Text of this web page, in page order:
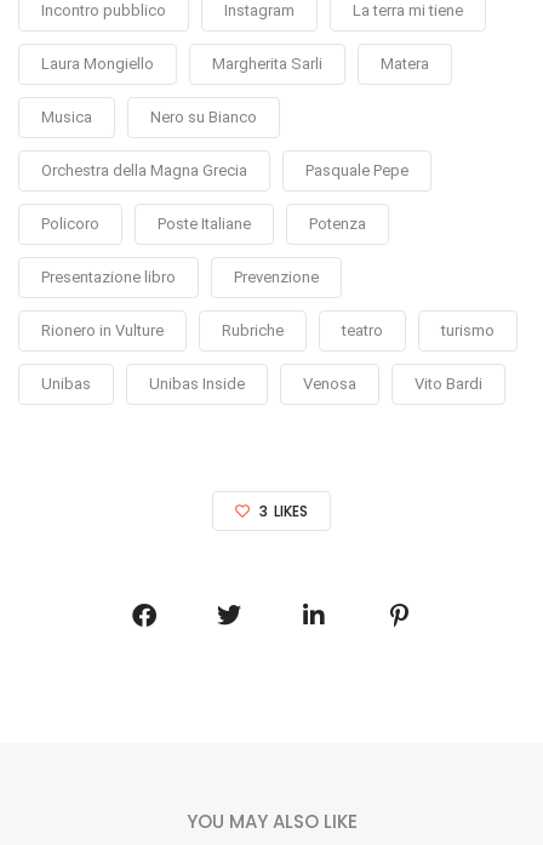
Incontro pubblico Instagram La terra mi tiene
Laura Mongiello Margherita Sarli Matera
Musica Nero su Bianco
Orchestra della Magna Grecia Pasquale Pepe
Policoro Poste Italiane Potenza
Presentazione libro Prevenzione
Rionero in Vulture Rubriche teatro turismo
Unibas Unibas Inside Venosa Vito Bardi
3 LIKES
YOU MAY ALSO LIKE